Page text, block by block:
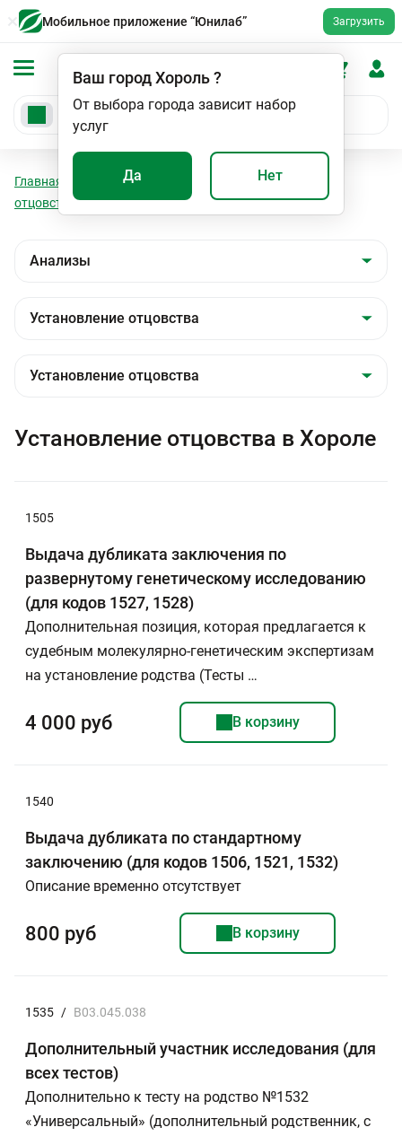
Мобильное приложение “Юнилаб” Загрузить
Ваш городХороль?
От выбора города зависит набор
услуг
Да Нет
Главная Анализы
Установление
отцовства
Установление отцовства
Установление отцовства в Хороле
1505
Выдача дубликата заключения по
развернутому генетическому исследованию
(для кодов 1527, 1528)
Дополнительная позиция, которая предлагается к
судебным молекулярно-генетическим экспертизам
на установление родства (Тесты …
4 000 руб В корзину
1540
Выдача дубликата по стандартному
заключению (для кодов 1506, 1521, 1532)
Описание временно отсутствует
800 руб В корзину
1535 / B03.045.038
Дополнительный участник исследования (для
всех тестов)
Дополнительно к тесту на родство №1532
«Универсальный» (дополнительный родственник, с